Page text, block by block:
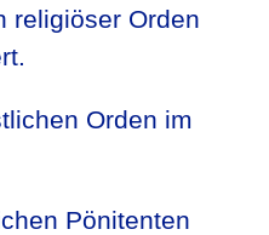
religiöser Orden
Orden im
Pönitenten